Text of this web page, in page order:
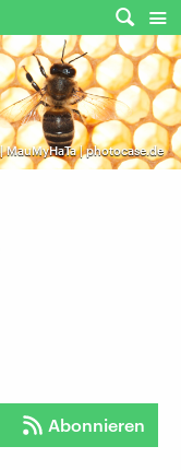
MauMyHaTa | photocase.de
Abonnieren